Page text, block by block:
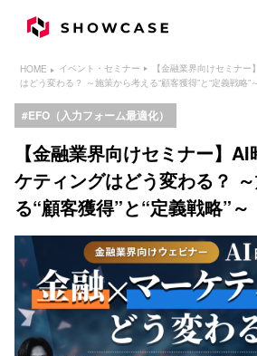
HOME イベント・セミナー
【金融業界向けセミナ
はどう変わる？ ～施策から考える“顧客獲得”と“定義戦略”～
EFO（入力フォーム最適化）
【金融業界向けセミナー】
ケティングはどう変わる？
る“顧客獲得”と“定義戦略”～